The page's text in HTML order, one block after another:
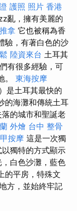
護照 照片 香港
亂，擁有美麗的
拿 它也被稱為香
驗，有著白色的沙
陸資來台 土耳其
有很多經驗，可
。 東海按摩
是土耳其最快的
的海灘和傳統土耳
的城市和聖誕老
外燴 台中 整骨
按摩 這是一次獨
獨特的方式顯示
，白色沙灘，藍色
的平房，特殊文
方，並始終牢記